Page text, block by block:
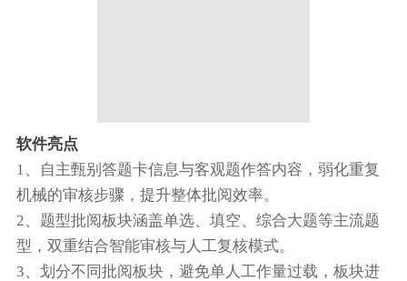
软件亮点
1、自主甄别答题卡信息与客观题作答内容，弱化重复
机械的审核步骤，提升整体批阅效率。
2、题型批阅板块涵盖单选、填空、综合大题等主流题
型，双重结合智能审核与人工复核模式。
3、划分不同批阅板块，避免单人工作量过载，板块进